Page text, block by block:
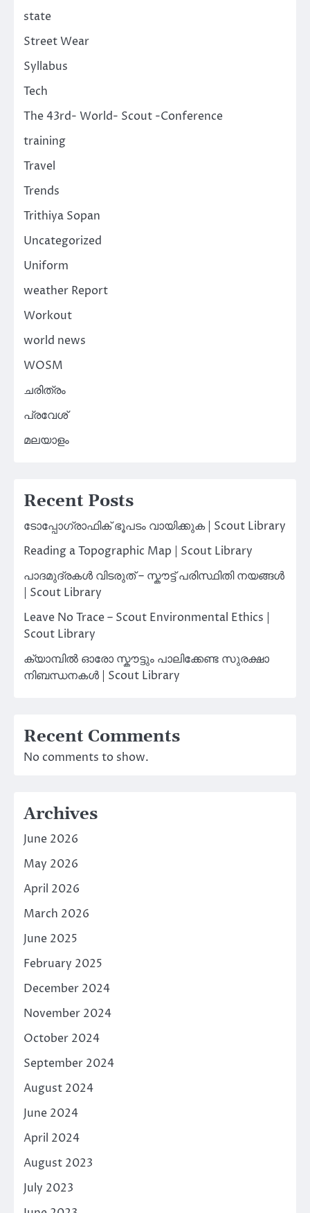
state
Street Wear
Syllabus
Tech
The 43rd- World- Scout -Conference
training
Travel
Trends
Trithiya Sopan
Uncategorized
Uniform
weather Report
Workout
world news
WOSM
ചരിത്രം
പ്രവേശ്
മലയാളം
Recent Posts
ടോപ്പോഗ്രാഫിക് ഭൂപടം വായിക്കുക | Scout Library
Reading a Topographic Map | Scout Library
പാദമുദ്രകൾ വിടരുത് – സ്കൗട്ട് പരിസ്ഥിതി നയങ്ങൾ
| Scout Library
Leave No Trace – Scout Environmental Ethics |
Scout Library
ക്യാമ്പിൽ ഓരോ സ്കൗട്ടും പാലിക്കേണ്ട സുരക്ഷാ
നിബന്ധനകൾ | Scout Library
Recent Comments
No comments to show.
Archives
June 2026
May 2026
April 2026
March 2026
June 2025
February 2025
December 2024
November 2024
October 2024
September 2024
August 2024
June 2024
April 2024
August 2023
July 2023